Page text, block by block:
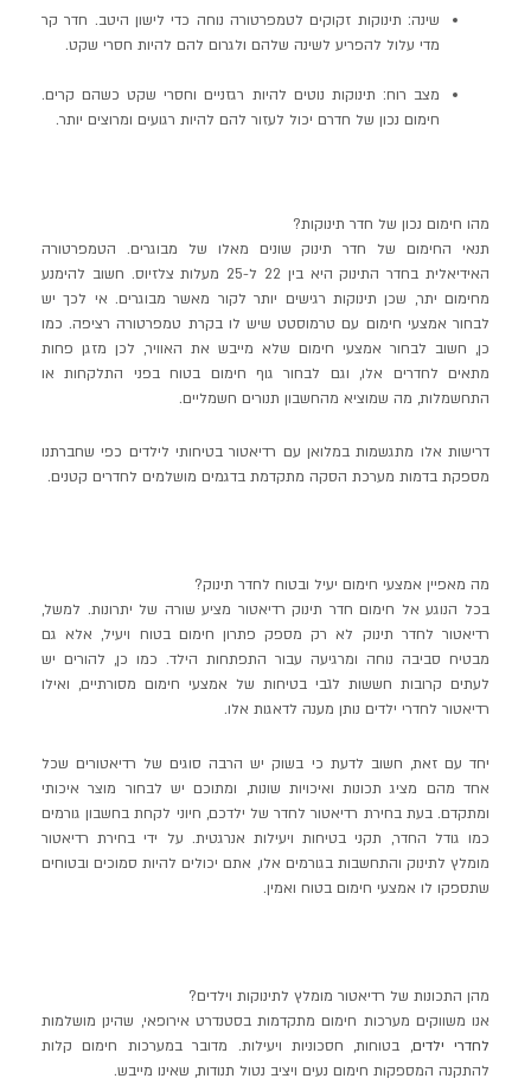
שינה: תינוקות זקוקים לטמפרטורה נוחה כדי לישון היטב. חדר קר
מדי עלול להפריע לשינה שלהם ולגרום להם להיות חסרי שקט.
מצב רוח: תינוקות נוטים להיות רגזניים וחסרי שקט כשהם קרים.
חימום נכון של חדרם יכול לעזור להם להיות רגועים ומרוצים יותר.
מהו חימום נכון של חדר תינוקות?
תנאי החימום של חדר תינוק שונים מאלו של מבוגרים. הטמפרטורה
האידיאלית בחדר התינוק היא בין 22 ל-25 מעלות צלזיוס. חשוב להימנע
מחימום יתר, שכן תינוקות רגישים יותר לקור מאשר מבוגרים. אי לכך יש
לבחור אמצעי חימום עם טרמוסטט שיש לו בקרת טמפרטורה רציפה. כמו
כן, חשוב לבחור אמצעי חימום שלא מייבש את האוויר, לכן מזגן פחות
מתאים לחדרים אלו, וגם לבחור גוף חימום בטוח בפני התלקחות או
התחשמלות, מה שמוציא מהחשבון תנורים חשמליים.
דרישות אלו מתגשמות במלואן עם רדיאטור בטיחותי לילדים כפי שחברתנו
מספקת בדמות מערכת הסקה מתקדמת בדגמים מושלמים לחדרים קטנים.
מה מאפיין אמצעי חימום יעיל ובטוח לחדר תינוק?
בכל הנוגע אל חימום חדר תינוק רדיאטור מציע שורה של יתרונות. למשל,
רדיאטור לחדר תינוק לא רק מספק פתרון חימום בטוח ויעיל, אלא גם
מבטיח סביבה נוחה ומרגיעה עבור התפתחות הילד. כמו כן, להורים יש
לעתים קרובות חששות לגבי בטיחות של אמצעי חימום מסורתיים, ואילו
רדיאטור לחדרי ילדים נותן מענה לדאגות אלו.
יחד עם זאת, חשוב לדעת כי בשוק יש הרבה סוגים של רדיאטורים שכל
אחד מהם מציג תכונות ואיכויות שונות, ומתוכם יש לבחור מוצר איכותי
ומתקדם. בעת בחירת רדיאטור לחדר של ילדכם, חיוני לקחת בחשבון גורמים
כמו גודל החדר, תקני בטיחות ויעילות אנרגטית. על ידי בחירת רדיאטור
מומלץ לתינוק והתחשבות בגורמים אלו, אתם יכולים להיות סמוכים ובטוחים
שתספקו לו אמצעי חימום בטוח ואמין.
מהן התכונות של רדיאטור מומלץ לתינוקות וילדים?
אנו משווקים מערכות חימום מתקדמות בסטנדרט אירופאי, שהינן מושלמות
לחדרי ילדים, בטוחות, חסכוניות ויעילות. מדובר במערכות חימום קלות
להתקנה המספקות חימום נעים ויציב נטול תנודות, שאינו מייבש.